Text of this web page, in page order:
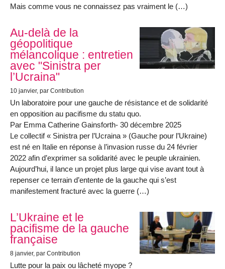
Mais comme vous ne connaissez pas vraiment le (…)
Au-delà de la
géopolitique
mélancolique : entretien
avec "Sinistra per
l’Ucraina"
10 janvier, par Contribution
Un laboratoire pour une gauche de résistance et de solidarité
en opposition au pacifisme du statu quo.
Par Emma Catherine Gainsforth- 30 décembre 2025
Le collectif « Sinistra per l’Ucraina » (Gauche pour l’Ukraine)
est né en Italie en réponse à l’invasion russe du 24 février
2022 afin d’exprimer sa solidarité avec le peuple ukrainien.
Aujourd’hui, il lance un projet plus large qui vise avant tout à
repenser ce terrain d’entente de la gauche qui s’est
manifestement fracturé avec la guerre (…)
L’Ukraine et le
pacifisme de la gauche
française
8 janvier, par Contribution
Lutte pour la paix ou lâcheté myope ?